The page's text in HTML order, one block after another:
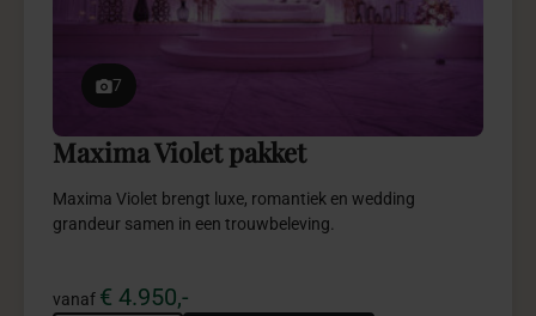
7
Maxima Violet pakket
Maxima Violet brengt luxe, romantiek en wedding
grandeur samen in een trouwbeleving.
vanaf € 4.950,-